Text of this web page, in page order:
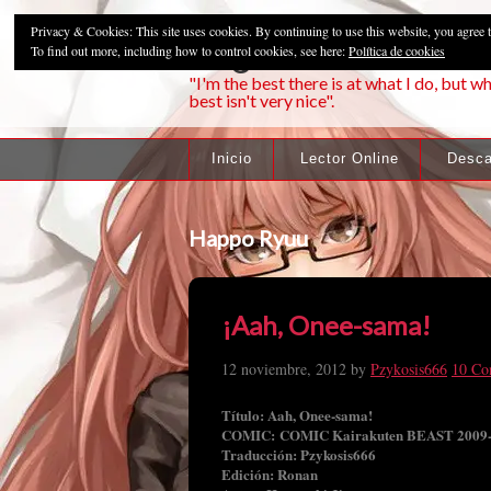
"I'm the best there is at what I do, but
best isn't very nice".
Inicio Lector Online
Happo Ryuu
¡Aah, Onee-sama!
12 noviembre, 2012 by Pzykosis666 10
Título: Aah, Onee-sama!
COMIC: COMIC Kairakuten BEAST
Traducción: Pzykosis666
Edición: Ronan
Privacy & Cookies: This site uses cookies. By continuing to use this website, you agree
To find out more, including how to control cookies, see here:Política de cookies